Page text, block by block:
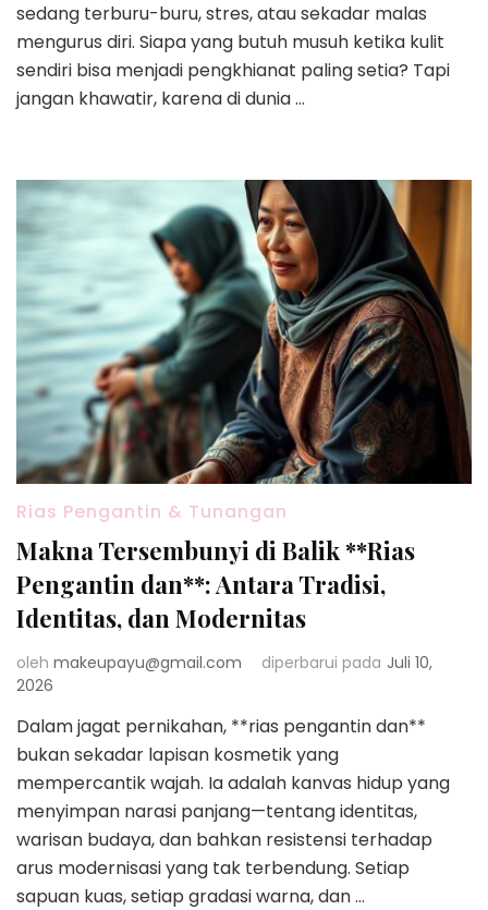
sedang terburu-buru, stres, atau sekadar malas
mengurus diri. Siapa yang butuh musuh ketika kulit
sendiri bisa menjadi pengkhianat paling setia? Tapi
jangan khawatir, karena di dunia …
Rias Pengantin & Tunangan
Makna Tersembunyi di Balik **Rias
Pengantin dan**: Antara Tradisi,
Identitas, dan Modernitas
oleh makeupayu@gmail.com diperbarui pada Juli 10,
2026
Dalam jagat pernikahan, **rias pengantin dan**
bukan sekadar lapisan kosmetik yang
mempercantik wajah. Ia adalah kanvas hidup yang
menyimpan narasi panjang—tentang identitas,
warisan budaya, dan bahkan resistensi terhadap
arus modernisasi yang tak terbendung. Setiap
sapuan kuas, setiap gradasi warna, dan …